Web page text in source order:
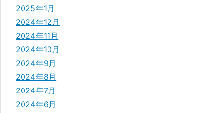
2025年1月
2024年12月
2024年11月
2024年10月
2024年9月
2024年8月
2024年7月
2024年6月